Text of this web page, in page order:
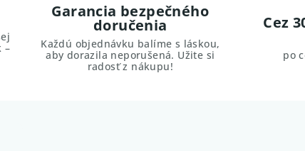
–
Garancia bezpečného
doručenia
Každú objednávku balíme s láskou,
aby dorazila neporušená. Užite si
radosť z nákupu!
Cez
po